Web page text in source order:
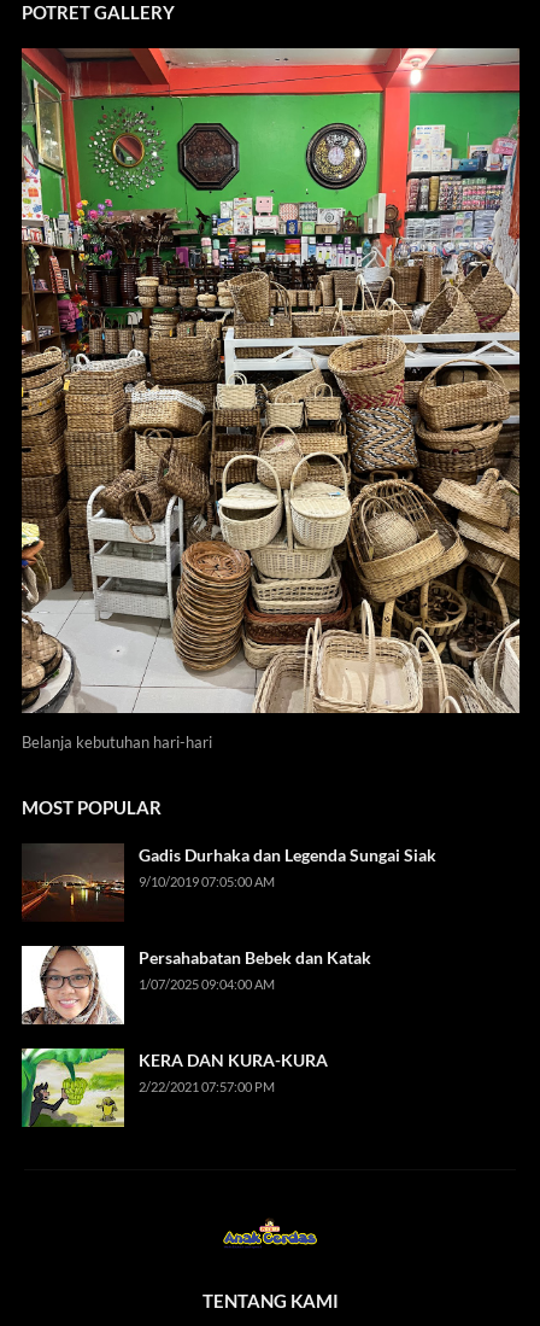
POTRET GALLERY
Belanja kebutuhan hari-hari
MOST POPULAR
Gadis Durhaka dan Legenda Sungai Siak
9/10/2019 07:05:00 AM
Persahabatan Bebek dan Katak
1/07/2025 09:04:00 AM
KERA DAN KURA-KURA
2/22/2021 07:57:00 PM
TENTANG KAMI